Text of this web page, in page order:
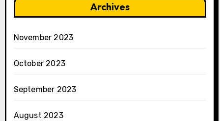
Archives
November 2023
October 2023
September 2023
August 2023